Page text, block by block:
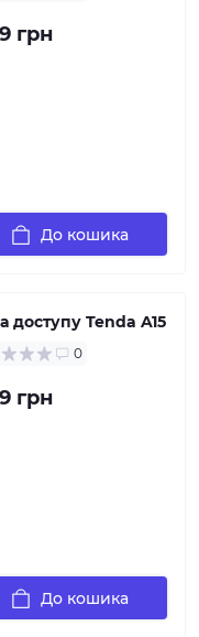
грн
До кошика
доступу Tenda A15
0
грн
До кошика